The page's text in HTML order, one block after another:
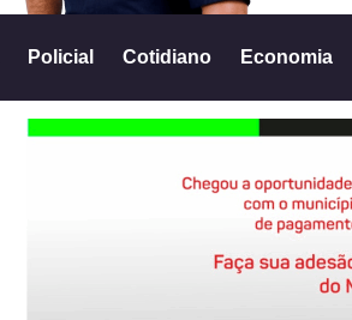
Policial Cotidiano Economia